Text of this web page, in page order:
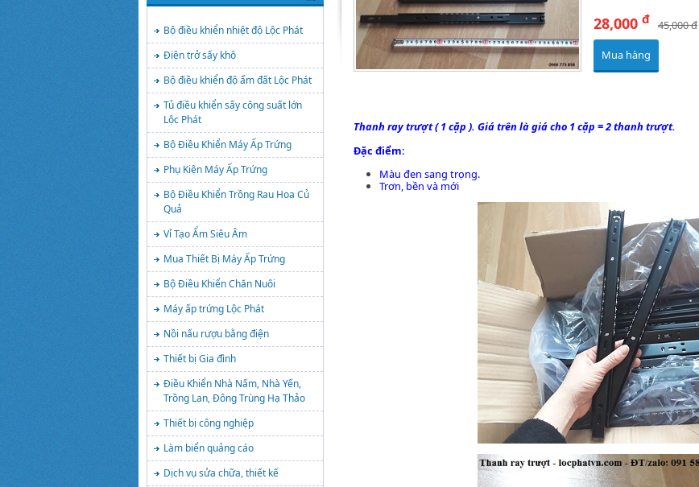
28,000đ 45,000 đ
Mua hàng
Thanh ray trượt ( 1 cặp ). Giá trên là giá cho 1 cặp = 2 thanh trượt.
Đặc điểm:
Màu đen sang trọng.
Trơn, bền và mới
Bộ điều khiển nhiệt độ Lộc Phát
Điện trở sấy khô
Bộ điều khiển độ ẩm đất Lộc Phát
Tủ điều khiển sấy công suất lớn
Lộc Phát
Bộ Điều Khiển Máy Ấp Trứng
Phụ Kiện Máy Ấp Trứng
Bộ Điều Khiển Trồng Rau Hoa Củ
Quả
Vỉ Tạo Ẩm Siêu Âm
Mua Thiết Bị Máy Ấp Trứng
Bộ Điều Khiển Chăn Nuôi
Máy ấp trứng Lộc Phát
Nồi nấu rượu bằng điện
Thiết bị Gia đình
Điều Khiển Nhà Nấm, Nhà Yến,
Trồng Lan, Đông Trùng Hạ Thảo
Thiết bị công nghiệp
Làm biển quảng cáo
Dịch vụ sửa chữa, thiết kế